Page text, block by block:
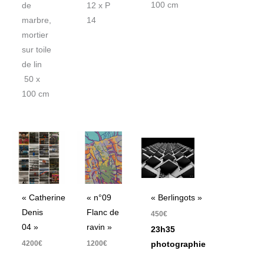
de
marbre,
mortier
sur toile
de lin
50 x
100 cm
12 x P
14
100 cm
« Catherine
Denis
04 »
4200€
« n°09
Flanc de
ravin »
1200€
« Berlingots »
450€
23h35
photographie